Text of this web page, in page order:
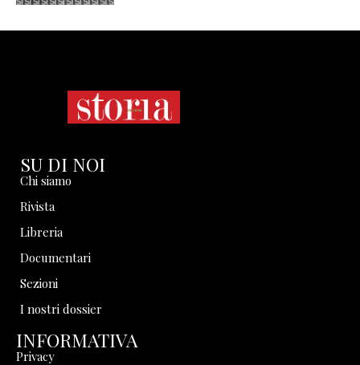
SU DI NOI
Chi siamo
Rivista
Libreria
Documentari
Sezioni
I nostri dossier
INFORMATIVA
Privacy